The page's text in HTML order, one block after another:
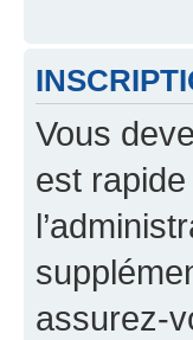
Vous
est
assurez-